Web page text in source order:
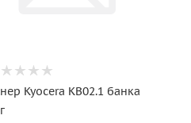
Kyocera KB02.1 банка